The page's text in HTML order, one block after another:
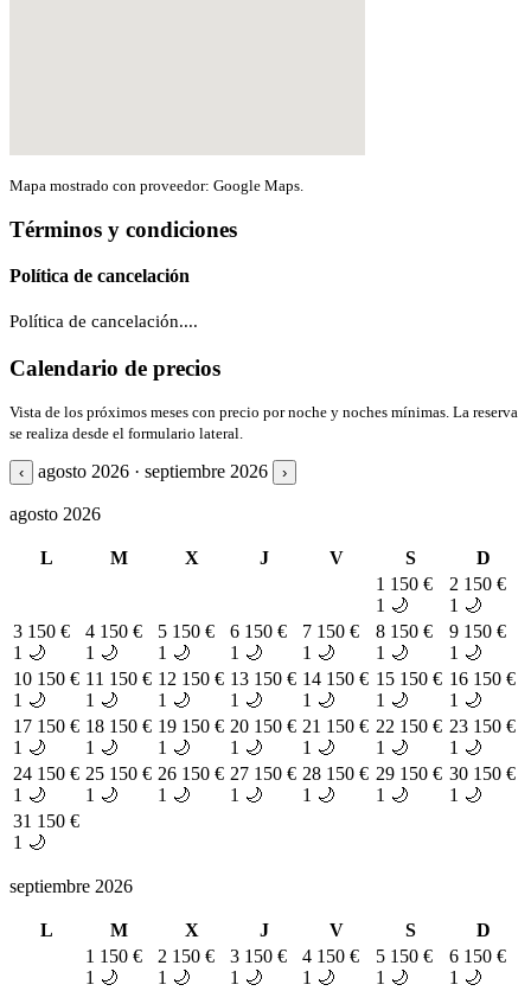
Mapa mostrado con proveedor: Google Maps.
Términos y condiciones
Política de cancelación
Política de cancelación....
Calendario de precios
Vista de los próximos meses con precio por noche y noches mínimas. La reserva
se realiza desde el formulario lateral.
‹ agosto 2026 · septiembre 2026 ›
agosto 2026
L M X J V S
D
1 150 €
1 🌙
2 150 €
1 🌙
3 150 €
1 🌙
4 150 €
1 🌙
5 150 €
1 🌙
6 150 €
1 🌙
7 150 €
1 🌙
8 150 €
1 🌙
9 150 €
1 🌙
10 150 €
1 🌙
11 150 €
1 🌙
12 150 €
1 🌙
13 150 €
1 🌙
14 150 €
1 🌙
15 150 €
1 🌙
16 150 €
1 🌙
17 150 €
1 🌙
18 150 €
1 🌙
19 150 €
1 🌙
20 150 €
1 🌙
21 150 €
1 🌙
22 150 €
1 🌙
23 150 €
1 🌙
24 150 €
1 🌙
25 150 €
1 🌙
26 150 €
1 🌙
27 150 €
1 🌙
28 150 €
1 🌙
29 150 €
1 🌙
30 150 €
1 🌙
31 150 €
1 🌙
septiembre 2026
L M X J V S
D
1 150 €
1 🌙
2 150 €
1 🌙
3 150 €
1 🌙
4 150 €
1 🌙
5 150 €
1 🌙
6 150 €
1 🌙